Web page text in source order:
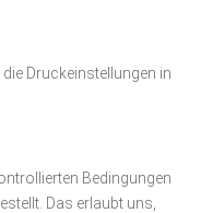
Druckeinstellungen in
Bedingungen
Das erlaubt uns,